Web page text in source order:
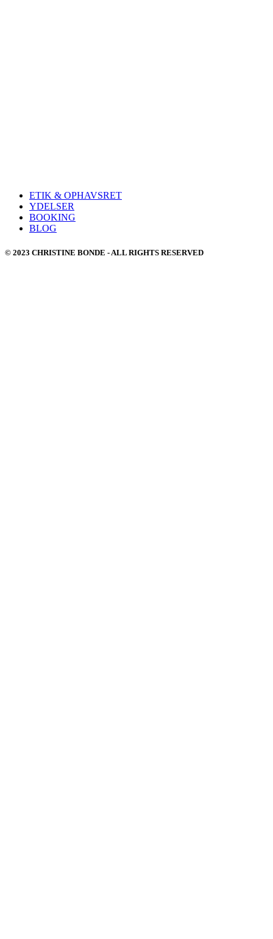
ETIK & OPHAVSRET
YDELSER
BOOKING
BLOG
© 2023 CHRISTINE BONDE - ALL RIGHTS RESERVED